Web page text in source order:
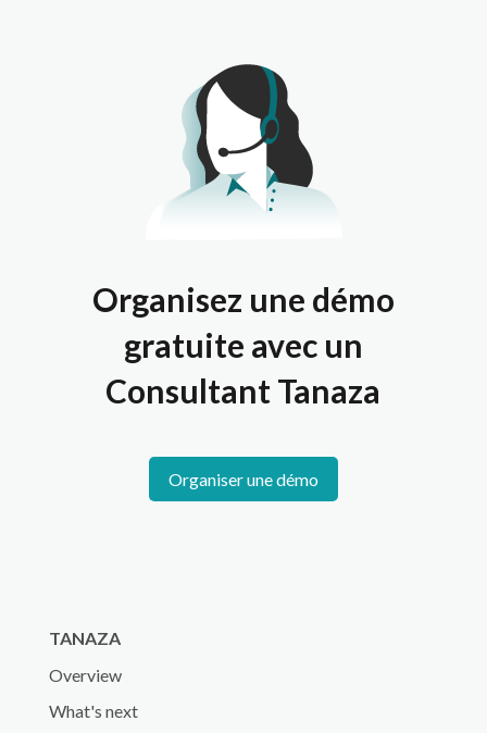
Organisez une démo
gratuite avec un
Consultant Tanaza
Organiser une démo
TANAZA
Overview
What's next